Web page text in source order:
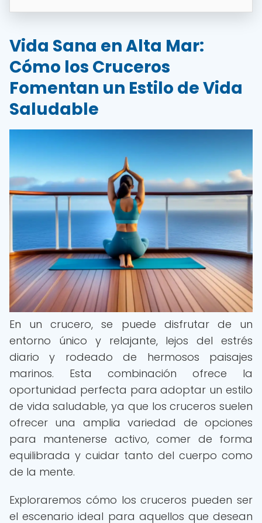
Vida Sana en Alta Mar:
Cómo los Cruceros
Fomentan un Estilo de Vida
Saludable
En un crucero, se puede disfrutar de un
entorno único y relajante, lejos del estrés
diario y rodeado de hermosos paisajes
marinos. Esta combinación ofrece la
oportunidad perfecta para adoptar un estilo
de vida saludable, ya que los cruceros suelen
ofrecer una amplia variedad de opciones
para mantenerse activo, comer de forma
equilibrada y cuidar tanto del cuerpo como
de la mente.
Exploraremos cómo los cruceros pueden ser
el escenario ideal para aquellos que desean